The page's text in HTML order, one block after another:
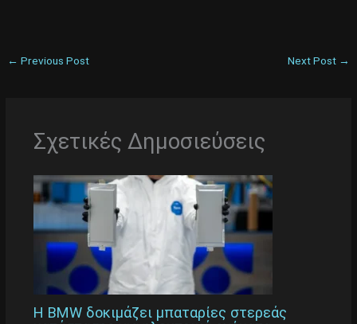
← Previous Post Next Post →
Σχετικές Δημοσιεύσεις
H BMW δοκιμάζει μπαταρίες στερεάς